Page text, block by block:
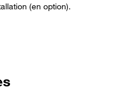
(en option).